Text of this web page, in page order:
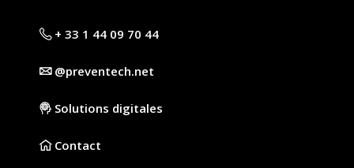
+ 33 1 44 09 70 44
@preventech.net
Solutions digitales
Contact